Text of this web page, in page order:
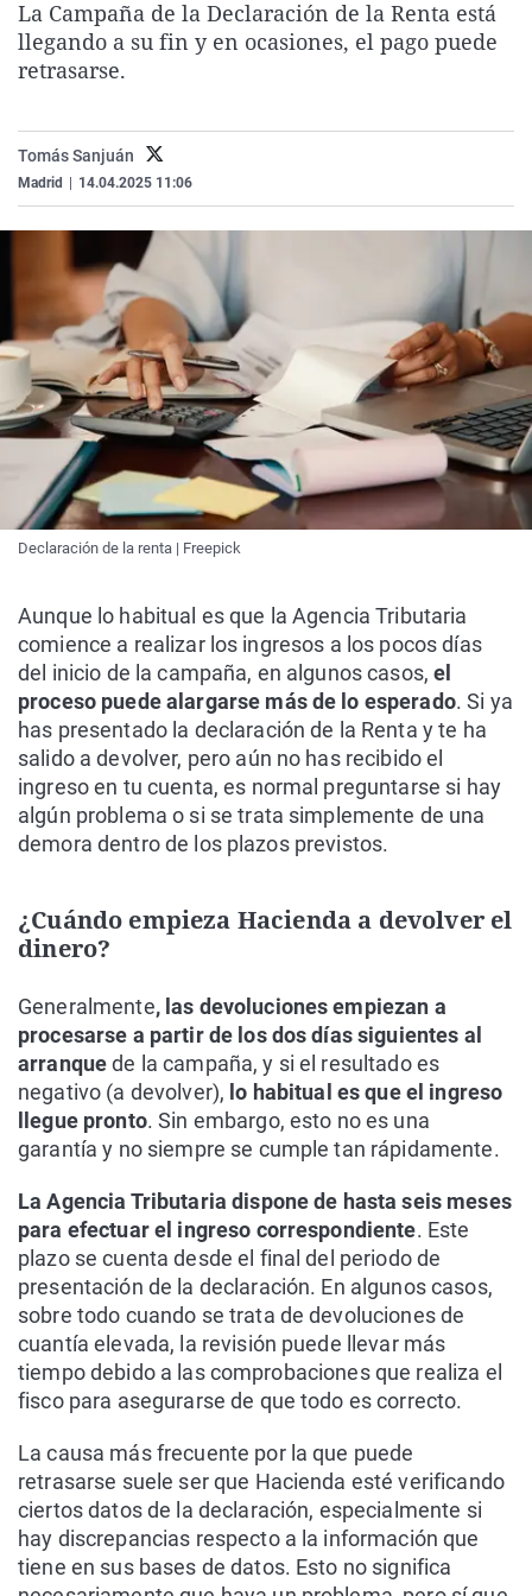
La rosa de los vientos
Gente viajera
Caso
Retornados
Extremadura
Galicia
Virales
Televisión
La Campaña de la Declaración de la Renta está
llegando a su fin y en ocasiones, el pago puede
retrasarse.
Tomás Sanjuán
Madrid 14.04.2025 11:06
Declaración de la renta | Freepick
Aunque lo habitual es que la Agencia Tributaria
comience a realizar los ingresos a los pocos días
del inicio de la campaña, en algunos casos,el
proceso puede alargarse más de lo esperado. Si ya
has presentado la declaración de la Renta y te ha
salido a devolver, pero aún no has recibido el
ingreso en tu cuenta, es normal preguntarse si hay
algún problema o si se trata simplemente de una
demora dentro de los plazos previstos.
¿Cuándo empieza Hacienda a devolver el
dinero?
Generalmente, las devoluciones empiezan a
procesarse a partir de los dos días siguientes al
arranquede la campaña, y si el resultado es
negativo (a devolver), lo habitual es que el ingreso
llegue pronto. Sin embargo, esto no es una
garantía y no siempre se cumple tan rápidamente.
La Agencia Tributaria dispone de hasta seis meses
para efectuar el ingreso correspondiente. Este
plazo se cuenta desde el final del periodo de
presentación de la declaración. En algunos casos,
sobre todo cuando se trata de devoluciones de
cuantía elevada, la revisión puede llevar más
tiempo debido a las comprobaciones que realiza el
fisco para asegurarse de que todo es correcto.
La causa más frecuente por la que puede
retrasarse suele ser que Hacienda esté verificando
ciertos datos de la declaración, especialmente si
hay discrepancias respecto a la información que
tiene en sus bases de datos. Esto no significa